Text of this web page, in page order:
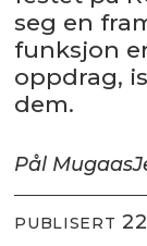
seg en
funksjon
oppdrag,
dem.
Pål Mugaas
PUBLISERT